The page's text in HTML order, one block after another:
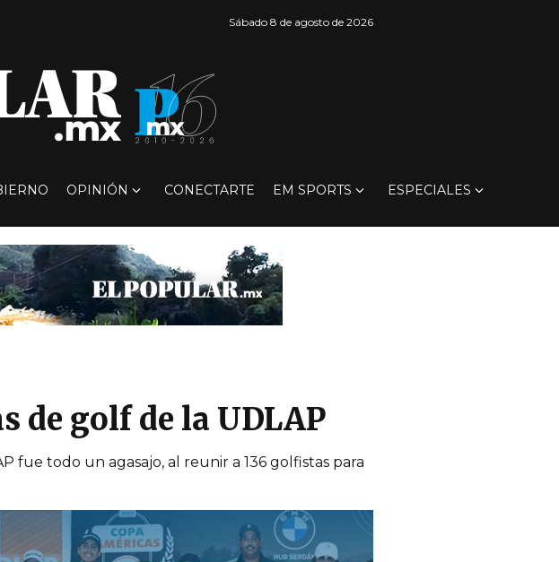
Sábado 8 de agosto de 2026
OPINIÓN CONECTARTE EM SPORTS ESPECIALES
de golf de la UDLAP
fue todo un agasajo, al reunir a 136 golfistas para